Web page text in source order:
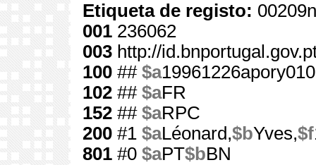
Etiqueta de registo:
001 236062
003 http://
100 ## $a
102 ## $aFR
152 ## $aRPC
200 #1 $aLéonard,$bYves,$f
801 #0 $aPT$bBN